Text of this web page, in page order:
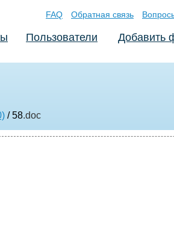
FAQ Обратная связь
Пользователи Добавить
/ 58.doc